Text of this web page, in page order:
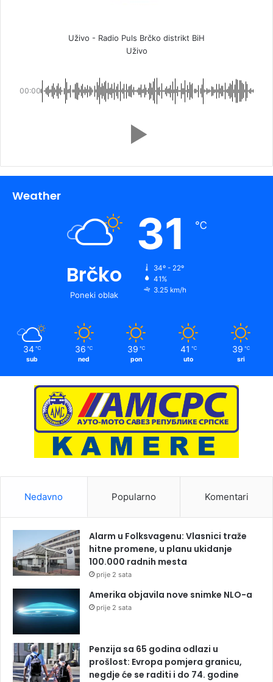
Uživo - Radio Puls Brčko distrikt BiH
Uživo
00:00
Weather
Brčko
Poneki oblak
31 ℃
34º - 22º
41%
3.25 km/h
34 ℃
sub
36 ℃
ned
39 ℃
pon
41 ℃
uto
39 ℃
sri
Nedavno Popularno Komentari
Alarm u Folksvagenu: Vlasnici traže
hitne promene, u planu ukidanje
100.000 radnih mesta
prije 2 sata
Amerika objavila nove snimke NLO-a
prije 2 sata
Penzija sa 65 godina odlazi u
prošlost: Evropa pomjera granicu,
negdje će se raditi i do 74. godine